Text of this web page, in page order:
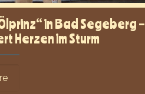
in Bad Segeberg –
Herzen im Sturm